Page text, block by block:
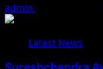
admin
Latest News